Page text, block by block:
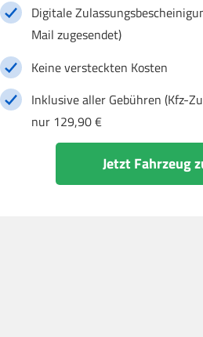
Digitale
Mail zugesendet)
Keine versteckten Kosten
Inklusive aller Gebühren (Kfz-
nur 129,90 €
Jetzt Fahrzeug